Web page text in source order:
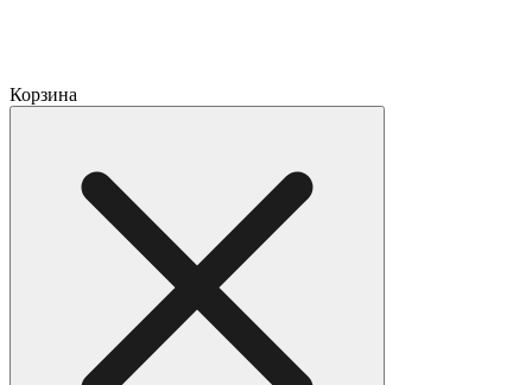
Корзина